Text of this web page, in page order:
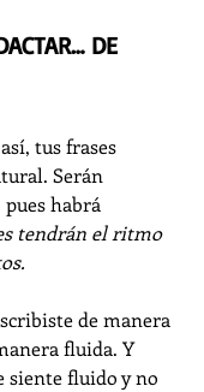
DE
tus frases
Serán
pues habrá
tendrán el ritmo
de manera
fluida. Y
siente fluido y no